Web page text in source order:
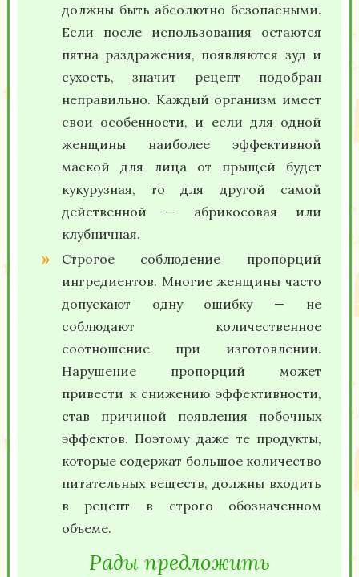
должны быть абсолютно безопасными.
Если после использования остаются
пятна раздражения, появляются зуд и
сухость, значит рецепт подобран
неправильно. Каждый организм имеет
свои особенности, и если для одной
женщины наиболее эффективной
маской для лица от прыщей будет
кукурузная, то для другой самой
действенной — абрикосовая или
клубничная.
Строгое соблюдение пропорций
ингредиентов. Многие женщины часто
допускают одну ошибку — не
соблюдают количественное
соотношение при изготовлении.
Нарушение пропорций может
привести к снижению эффективности,
став причиной появления побочных
эффектов. Поэтому даже те продукты,
которые содержат большое количество
питательных веществ, должны входить
в рецепт в строго обозначенном
объеме.
Рады предложить